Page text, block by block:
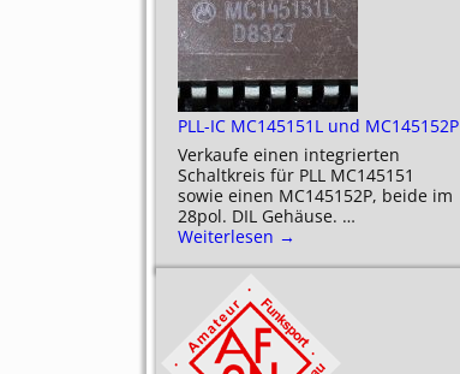
PLL-IC MC145151L und MC145152P
Verkaufe einen integrierten
Schaltkreis für PLL MC145151
sowie einen MC145152P, beide im
28pol. DIL Gehäuse. …
Weiterlesen →